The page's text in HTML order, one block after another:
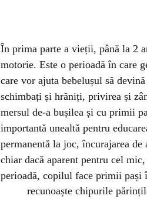
În prima parte a vieții, până la 2
motorie. Este o perioadă în care
care vor ajuta bebelușul să
schimbați și hrăniți, privirea și
mersul de-a bușilea și cu primii
importantă unealtă pentru
permanentă la joc, încurajarea
chiar dacă aparent pentru cel
perioadă, copilul face primii pași
recunoaște chipurile